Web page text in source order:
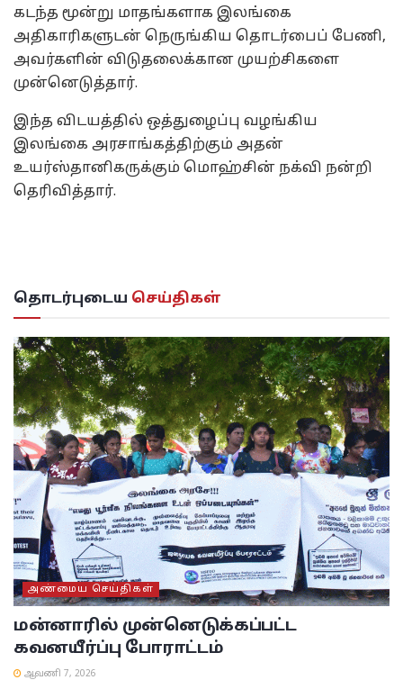
கடந்த மூன்று மாதங்களாக இலங்கை
அதிகாரிகளுடன் நெருங்கிய தொடர்பைப் பேணி,
அவர்களின் விடுதலைக்கான முயற்சிகளை
முன்னெடுத்தார்.
இந்த விடயத்தில் ஒத்துழைப்பு வழங்கிய
இலங்கை அரசாங்கத்திற்கும் அதன்
உயர்ஸ்தானிகருக்கும் மொஹ்சின் நக்வி நன்றி
தெரிவித்தார்.
தொடர்புடைய செய்திகள்
அண்மைய செய்திகள்
மன்னாரில் முன்னெடுக்கப்பட்ட
கவனயீர்ப்பு போராட்டம்
ஆவணி 7, 2026